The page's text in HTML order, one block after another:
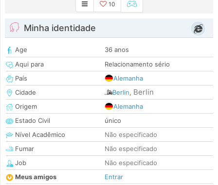
10
Minha identidade
Age
36 anos
Aqui para
Relacionamento sério
País
Alemanha
Cidade
Berlin, Berlin
Origem
Alemanha
Estado Civil
único
Nível Acadêmico
Não especificado
Fumar
Não especificado
Job
Não especificado
Meus amigos
Entrar